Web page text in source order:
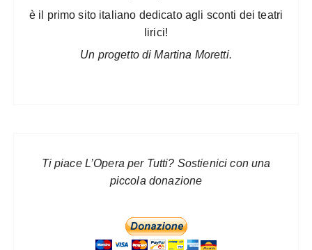
è il primo sito italiano dedicato agli sconti dei teatri
lirici!
Un progetto di Martina Moretti.
Ti piace L’Opera per Tutti? Sostienici con una
piccola donazione